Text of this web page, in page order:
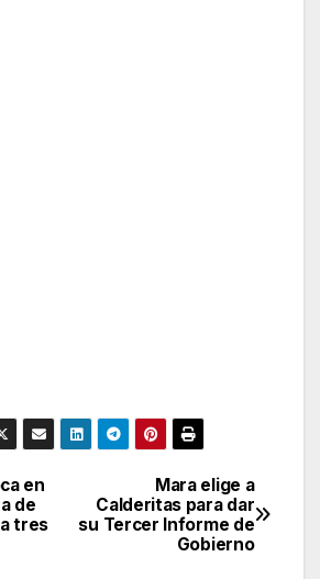
Mara elige a
Calderitas para dar
su Tercer Informe de
Gobierno
en
de
tres